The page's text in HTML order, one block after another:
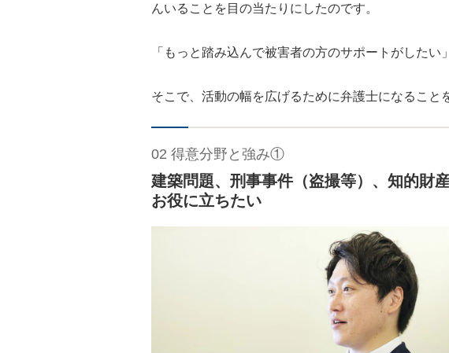
んいることを目の当たりにしたのです。
「もっと踏み込んで被害者の方のサポートがしたい
そこで、活動の幅を広げるために弁護士になること
02 得意分野と強み①
建築問題、刑事事件（盗撮等）、知的財
お役に立ちたい